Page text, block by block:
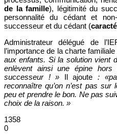
de la famille), légitimité du
personnalité du cédant et
successeur et du cédant (
Administrateur délégué de
l’importance de la charte familiale
aux enfants. Si la solution vient
enlèvent ainsi une épine
successeur ! » Il ajoute :
reconnaître qu’on n’est pas
peu et prendre le bon. Ne pas
choix de la raison. »
1358
0